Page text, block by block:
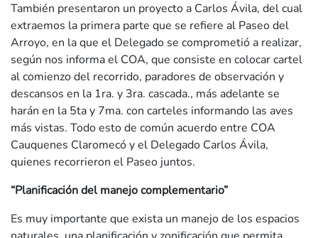
También presentaron un proyecto a Carlos Ávila, del cual
extraemos la primera parte que se refiere al Paseo del
Arroyo, en la que el Delegado se comprometió a realizar,
según nos informa el COA, que consiste en colocar cartel
al comienzo del recorrido, paradores de observación y
descansos en la 1ra. y 3ra. cascada., más adelante se
harán en la 5ta y 7ma. con carteles informando las aves
más vistas. Todo esto de común acuerdo entre COA
Cauquenes Claromecó y el Delegado Carlos Ávila,
quienes recorrieron el Paseo juntos.
“Planificación del manejo complementario”
Es muy importante que exista un manejo de los espacios